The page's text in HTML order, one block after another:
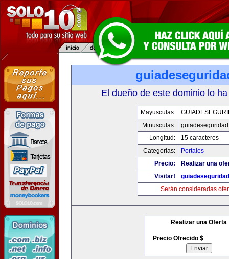
El dueño de este dominio lo
Mayusculas:
Minusculas:
Longitud:
15 caracteres
Categorias:
Portales
Precio:
Realizar una
Visitar!
Serán consideradas
Realizar una Oferta
Precio Ofrecido $